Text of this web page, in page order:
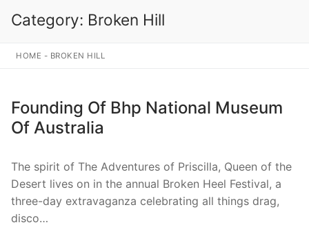
Category: Broken Hill
HOME - BROKEN HILL
Founding Of Bhp National Museum
Of Australia
The spirit of The Adventures of Priscilla, Queen of the
Desert lives on in the annual Broken Heel Festival, a
three-day extravaganza celebrating all things drag,
disco…